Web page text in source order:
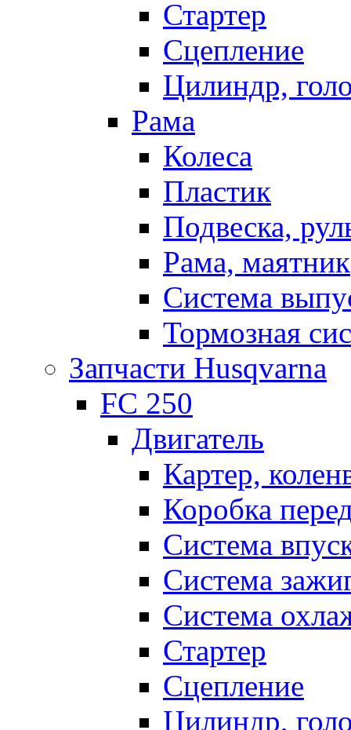
Стартер
Сцепление
Цилиндр,
Рама
Колеса
Пластик
Подвеска,
Рама, маятник
Система
Тормозная
Запчасти Husqvarna
FC 250
Двигатель
Картер,
Коробка
Система
Система
Система
Стартер
Сцепление
Цилиндр,